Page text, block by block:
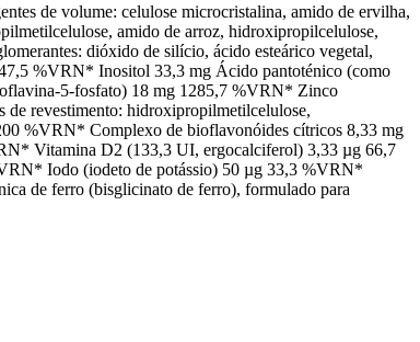
de volume: celulose microcristalina, amido de ervilha,
amido de arroz, hidroxipropilcelulose,
dióxido de silício, ácido esteárico vegetal,
%VRN* Inositol 33,3 mg Ácido pantoténico (como
5-fosfato) 18 mg 1285,7 %VRN* Zinco
revestimento: hidroxipropilmetilcelulose,
%VRN* Complexo de bioflavonóides cítricos 8,33 mg
Vitamina D2 (133,3 UI, ergocalciferol) 3,33 µg 66,7
Iodo (iodeto de potássio) 50 µg 33,3 %VRN*
de ferro (bisglicinato de ferro), formulado para